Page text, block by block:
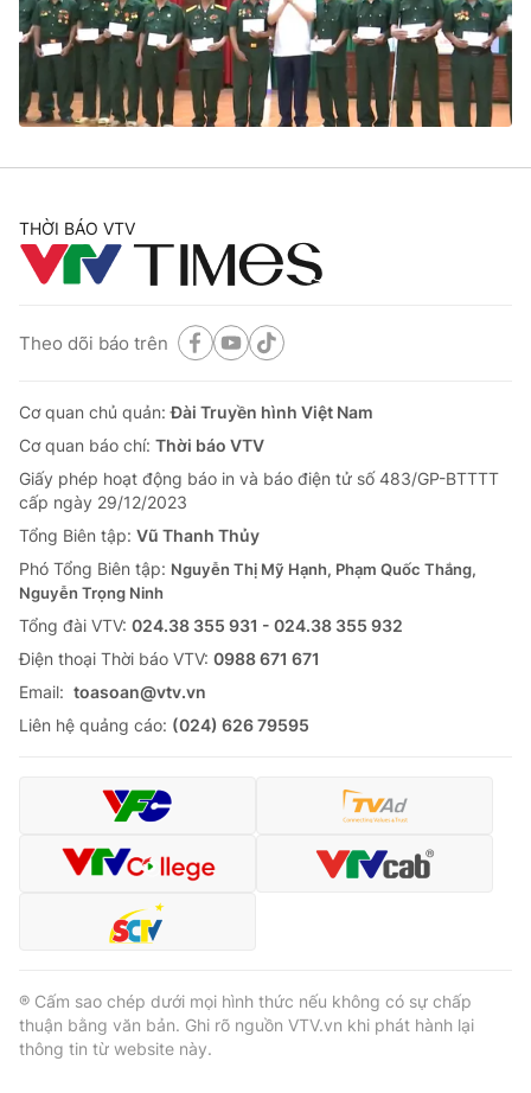
Cơ quan chủ quản:Đài Truyền hình Việt Nam
Cơ quan báo chí:Thời báo VTV
Giấy phép hoạt động báo in và báo điện tử số 483/GP-BTTTT
cấp ngày 29/12/2023
Tổng đài VTV:024.38 355 931 - 024.38 355 932
Ðiện thoại Thời báo VTV:024.66 897 897
Liên hệ quảng cáo: 024-7300.7108
® Cấm sao chép dưới mọi hình thức nếu không có sự chấp
thuận bằng văn bản. Ghi rõ nguồn VTV.vn khi phát hành lại
thông tin từ website này.
THỜI BÁO VTV
Theo dõi báo trên
Cơ quan chủ quản:Đài Truyền hình Việt Nam
Cơ quan báo chí: Thời báo VTV
Giấy phép hoạt động báo in và báo điện tử số 483/GP-BTTTT
cấp ngày 29/12/2023
Tổng Biên tập: Vũ Thanh Thủy
Phó Tổng Biên tập: Nguyễn Thị Mỹ Hạnh, Phạm Quốc Thắng,
Nguyễn Trọng Ninh
Tổng đài VTV: 024.38 355 931 - 024.38 355 932
Ðiện thoại Thời báo VTV: 0988 671 671
Email: toasoan@vtv.vn
Liên hệ quảng cáo: (024) 626 79595
® Cấm sao chép dưới mọi hình thức nếu không có sự chấp
thuận bằng văn bản. Ghi rõ nguồn VTV.vn khi phát hành lại
thông tin từ website này.